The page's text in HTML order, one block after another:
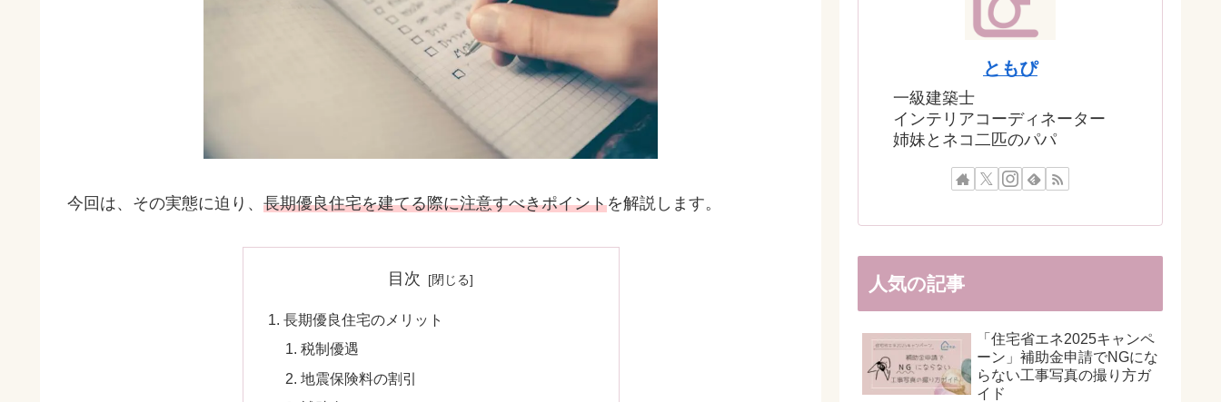
今回は、その実態に迫り、 長期優良住宅を建てる際に注意すべきポイントを解説します。
目次
長期優良住宅のメリット
税制優遇
地震保険料の割引
ともぴ
一級建築士
インテリアコーディネーター
姉妹とネコ二匹のパパ
人気の記事
「住宅省エネ2025キャンペ
ーン」補助金申請でNGにな
らない工事写真の撮り方ガ
イド